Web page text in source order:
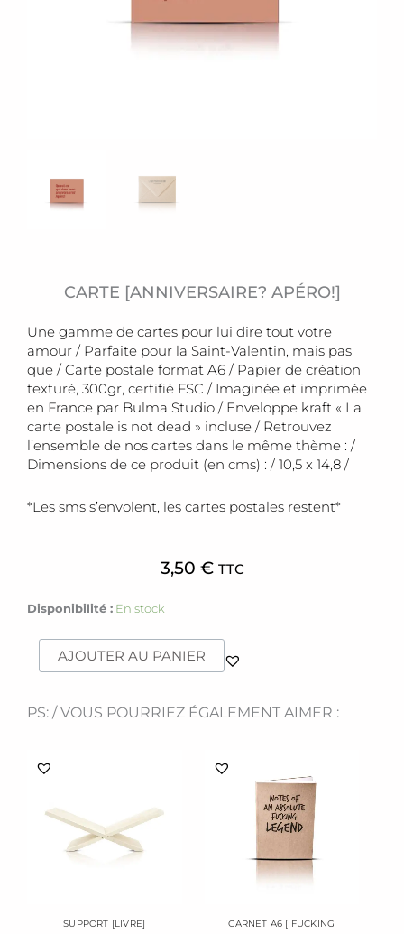
CARTE [ANNIVERSAIRE? APÉRO!]
Une gamme de cartes pour lui dire tout votre
amour / Parfaite pour la Saint-Valentin, mais pas
que / Carte postale format A6 / Papier de création
texturé, 300gr, certifié FSC / Imaginée et imprimée
en France par Bulma Studio / Enveloppe kraft « La
carte postale is not dead » incluse / Retrouvez
l’ensemble de nos cartes dans le même thème : /
Dimensions de ce produit (en cms) : / 10,5 x 14,8 /
*Les sms s’envolent, les cartes postales restent*
3,50 € TTC
Disponibilité : En stock
quantité
[anniversaire?
AJOUTER AU PANIER
PS: / VOUS POURRIEZ ÉGALEMENT AIMER :
SUPPORT [LIVRE]
CARNET A6 [ FUCKING